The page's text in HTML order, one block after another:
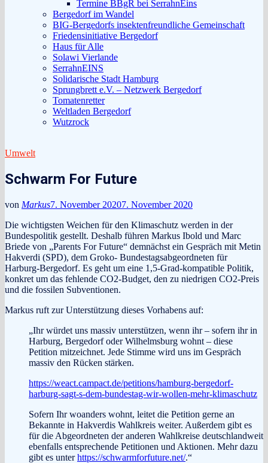
anzeigen
Termine BBgR bei SerrahnEins
Bergedorf im Wandel
BIG-Bergedorfs insektenfreundliche Gemeinschaft
Friedensinitiative Bergedorf
Haus für Alle
Solawi Vierlande
SerrahnEINS
Solidarische Stadt Hamburg
Sprungbrett e.V. – Netzwerk Bergedorf
Tomatenretter
Weltladen Bergedorf
Wutzrock
Umwelt
Schwarm For Future
von Markus7. November 20207. November 2020
Die wichtigsten Weichen für den Klimaschutz werden in der
Bundespolitik gestellt. Deshalb führen Markus Ibold und Marc
Briede von „Parents For Future“ demnächst ein Gespräch mit Metin
Hakverdi (SPD), dem Groko- Bundestagsabgeordneten für
Harburg-Bergedorf. Es geht um eine 1,5-Grad-kompatible Politik,
konkret um das fehlende CO2-Budget, den zu niedrigen CO2-Preis
und die fossilen Subventionen.
Markus ruft zur Unterstützung dieses Vorhabens auf:
„Ihr würdet uns massiv unterstützen, wenn ihr – sofern ihr in
Harburg, Bergedorf oder Wilhelmsburg wohnt – diese
Petition mitzeichnet. Jede Stimme wird uns im Gespräch
massiv den Rücken stärken.
https://weact.campact.de/petitions/hamburg-bergedorf-
harburg-sagt-s-dem-bundestag-wir-wollen-mehr-klimaschutz
Sofern Ihr woanders wohnt, leitet die Petition gerne an
Bekannte in Hakverdis Wahlkreis weiter. Außerdem gibt es
für die Abgeordneten der anderen Wahlkreise deutschlandweit
ebenfalls entsprechende Petitionen und Aktionen. Mehr dazu
gibt es unterhttps://schwarmforfuture.net/.“